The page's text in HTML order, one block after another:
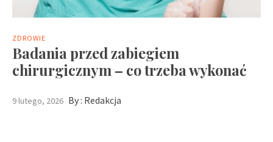
ZDROWIE
Badania przed zabiegiem
chirurgicznym – co trzeba wykonać
9 lutego, 2026 By : Redakcja